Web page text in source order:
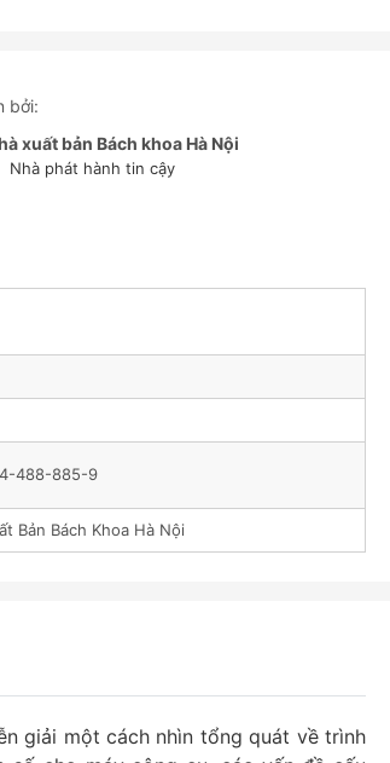
bởi:
xuất bản Bách khoa Hà Nội
Nhà phát hành tin cậy
488-885-9
Bản Bách Khoa Hà Nội
giải một cách nhìn tổng quát về trình